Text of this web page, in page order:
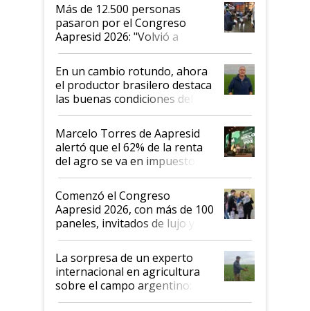
Más de 12.500 personas
pasaron por el Congreso
Aapresid 2026: "Volvió a
demostrar que hablar del
suelo es hablar de todo el
sistema productivo"
En un cambio rotundo, ahora
el productor brasilero destaca
las buenas condiciones del
agro argentino para invertir:
"Los veo más motivados"
Marcelo Torres de Aapresid
alertó que el 62% de la renta
del agro se va en impuestos:
"No es bueno que en
Argentina se sigan discutiendo
las mismas cosas de hace 50
años"
Comenzó el Congreso
Aapresid 2026, con más de 100
paneles, invitados de lujo y
todas las tendencias
La sorpresa de un experto
internacional en agricultura
sobre el campo argentino:
"Estoy muy impresionado"